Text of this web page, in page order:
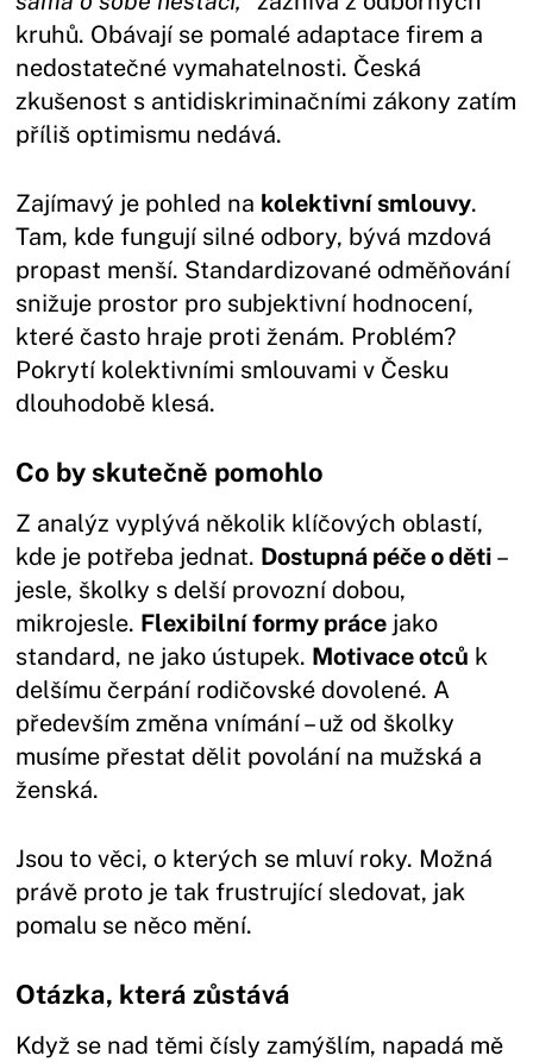
kruhů. Obávají se pomalé adaptace firem a
nedostatečné vymahatelnosti. Česká
zkušenost s antidiskriminačními zákony zatím
příliš optimismu nedává.
Zajímavý je pohled na kolektivní smlouvy.
Tam, kde fungují silné odbory, bývá mzdová
propast menší. Standardizované odměňování
snižuje prostor pro subjektivní hodnocení,
které často hraje proti ženám. Problém?
Pokrytí kolektivními smlouvami v Česku
dlouhodobě klesá.
Co by skutečně pomohlo
Z analýz vyplývá několik klíčových oblastí,
kde je potřeba jednat. Dostupná péče o děti –
jesle, školky s delší provozní dobou,
mikrojesle. Flexibilní formy práce jako
standard, ne jako ústupek. Motivace otců k
delšímu čerpání rodičovské dovolené. A
především změna vnímání – už od školky
musíme přestat dělit povolání na mužská a
ženská.
Jsou to věci, o kterých se mluví roky. Možná
právě proto je tak frustrující sledovat, jak
pomalu se něco mění.
Otázka, která zůstává
Když se nad těmi čísly zamýšlím, napadá mě